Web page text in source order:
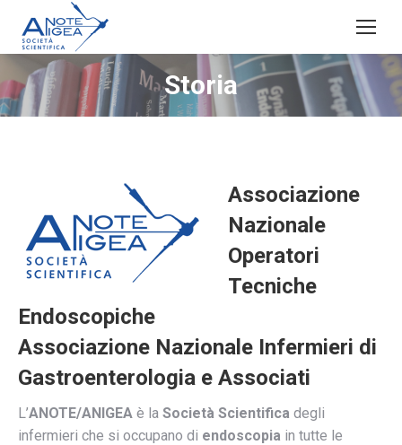
Storia
Associazione
Nazionale
Operatori
Tecniche
Endoscopiche
Associazione Nazionale Infermieri di
Gastroenterologia e Associati
L’ANOTE/ANIGEA è la Società Scientifica degli
infermieri che si occupano di endoscopia in tutte le